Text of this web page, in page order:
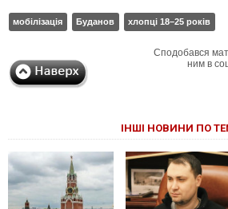
мобілізація Буданов хлопці 18–25 років
Сподобався
ним в
ІНШІ НОВИНИ ПО